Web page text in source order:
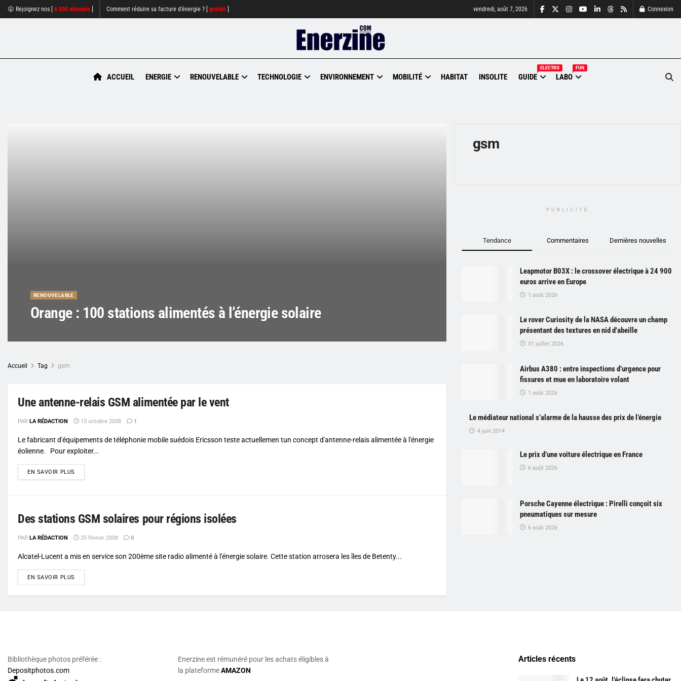
😮 Rejoignez nos [ 6.000 abonnés Comment réduire sa facture d'énergie ? [ gratuit vendredi, août 7, 2026 Connexion
ACCUEIL ENERGIE RENOUVELABLE TECHNOLOGIE ENVIRONNEMENT MOBILITÉ HABITAT INSOLITE GUIDE
ELECTRO
LABO
FUN
RENOUVELABLE
Orange : 100 stations alimentés à l’énergie solaire
Accueil Tag gsm
Une antenne-relais GSM alimentée par le vent
PAR LA RÉDACTION 15 octobre 2008 1
Le fabricant d'équipements de téléphonie mobile suédois Ericsson teste actuellemen tun concept d'antenne-relais alimentée à l'énergie
éolienne. Pour exploiter...
EN SAVOIR PLUS
Des stations GSM solaires pour régions isolées
PAR LA RÉDACTION 25 février 2008 0
Alcatel-Lucent a mis en service son 200ème site radio alimenté à l'énergie solaire. Cette station arrosera les îles de Betenty...
EN SAVOIR PLUS
gsm
PUBLICITÉ
Tendance Commentaires Dernières nouvelles
Leapmotor B03X : le crossover électrique à 24 900
euros arrive en Europe
1 août 2026
Le rover Curiosity de la NASA découvre un champ
présentant des textures en nid d’abeille
31 juillet 2026
Airbus A380 : entre inspections d’urgence pour
fissures et mue en laboratoire volant
1 août 2026
Le médiateur national s’alarme de la hausse des prix de l’énergie
4 juin 2014
Le prix d’une voiture électrique en France
6 août 2026
Porsche Cayenne électrique : Pirelli conçoit six
pneumatiques sur mesure
6 août 2026
Bibliothèque photos préférée :
Depositphotos.com
Enerzine est rémunéré pour les achats éligibles à
la plateformeAMAZON
Articles récents